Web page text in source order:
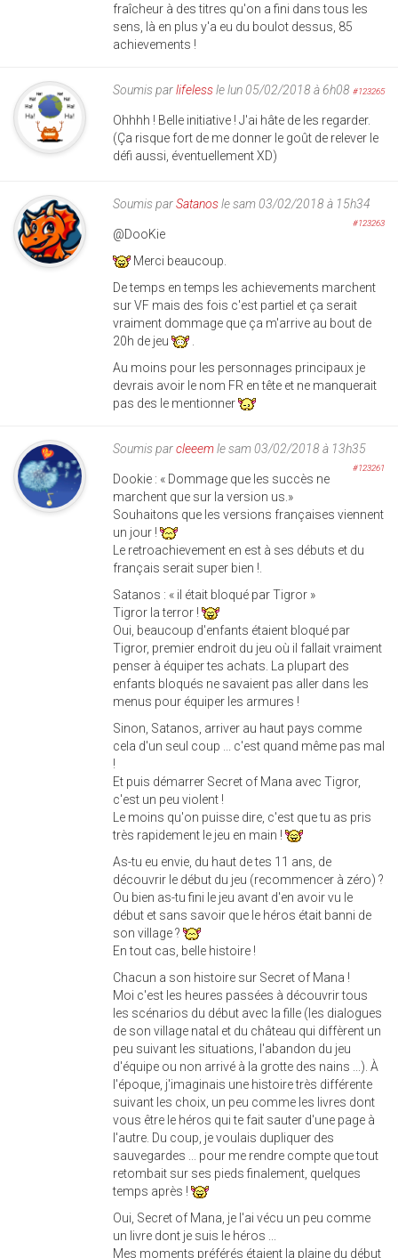
fraîcheur à des titres qu'on a fini dans tous les
sens, là en plus y'a eu du boulot dessus, 85
achievements !
Soumis parlifelessle lun 05/02/2018 à 6h08 #123265
Ohhhh ! Belle initiative ! J'ai hâte de les regarder.
(Ça risque fort de me donner le goût de relever le
défi aussi, éventuellement XD)
Soumis parSatanosle sam 03/02/2018 à 15h34
#123263
@DooKie
Merci beaucoup.
De temps en temps les achievements marchent
sur VF mais des fois c'est partiel et ça serait
vraiment dommage que ça m'arrive au bout de
20h de jeu
Au moins pour les personnages principaux je
devrais avoir le nom FR en tête et ne manquerait
pas des le mentionner
Soumis parcleeemle sam 03/02/2018 à 13h35
#123261
Dookie : « Dommage que les succès ne
marchent que sur la version us.»
Souhaitons que les versions françaises viennent
un jour !
Le retroachievement en est à ses débuts et du
français serait super bien !.
Satanos : « il était bloqué par Tigror »
Tigror la terror !
Oui, beaucoup d'enfants étaient bloqué par
Tigror, premier endroit du jeu où il fallait vraiment
penser à équiper tes achats. La plupart des
enfants bloqués ne savaient pas aller dans les
menus pour équiper les armures !
Sinon, Satanos, arriver au haut pays comme
cela d'un seul coup ... c'est quand même pas mal
!
Et puis démarrer Secret of Mana avec Tigror,
c'est un peu violent !
Le moins qu'on puisse dire, c'est que tu as pris
très rapidement le jeu en main !
As-tu eu envie, du haut de tes 11 ans, de
découvrir le début du jeu (recommencer à zéro) ?
Ou bien as-tu fini le jeu avant d'en avoir vu le
début et sans savoir que le héros était banni de
son village ?
En tout cas, belle histoire !
Chacun a son histoire sur Secret of Mana !
Moi c'est les heures passées à découvrir tous
les scénarios du début avec la fille (les dialogues
de son village natal et du château qui diffèrent un
peu suivant les situations, l'abandon du jeu
d'équipe ou non arrivé à la grotte des nains ...). À
l'époque, j'imaginais une histoire très différente
suivant les choix, un peu comme les livres dont
vous être le héros qui te fait sauter d'une page à
l'autre. Du coup, je voulais dupliquer des
sauvegardes ... pour me rendre compte que tout
retombait sur ses pieds finalement, quelques
temps après !
Oui, Secret of Mana, je l'ai vécu un peu comme
un livre dont je suis le héros ...
Mes moments préférés étaient la plaine du début